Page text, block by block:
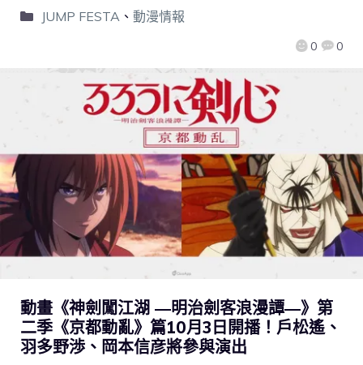
0 0
JUMP FESTA、 動漫情報
動畫《神劍闖江湖 ―明治劍客浪漫譚―》第
二季《京都動亂》篇10月3日開播！戶松遙、
羽多野渉、岡本信彦將參與演出